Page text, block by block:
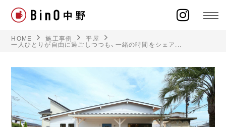
ラインナップ
イベント
HOME 施工事例 平屋
一人ひとりが自由に過ごしつつも、一緒の時間をシェア...